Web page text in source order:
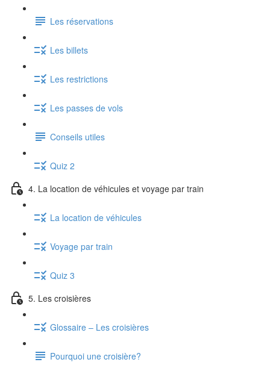
Les réservations
Les billets
Les restrictions
Les passes de vols
Conseils utiles
Quiz 2
4. La location de véhicules et voyage par train
La location de véhicules
Voyage par train
Quiz 3
5. Les croisières
Glossaire – Les croisières
Pourquoi une croisière?